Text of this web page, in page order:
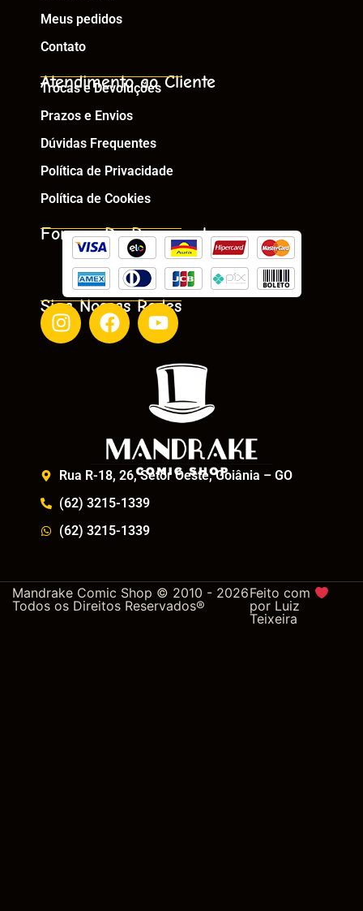
Meus pedidos
Contato
Atendimento ao Cliente
Trocas e Devoluções
Prazos e Envios
Dúvidas Frequentes
Política de Privacidade
Política de Cookies
Formas De Pagamento
Siga Nossas Redes
Rua R-18, 26, Setor Oeste, Goiânia – GO
(62) 3215-1339
(62) 3215-1339
Mandrake Comic Shop © 2010 - 2026
Todos os Direitos Reservados®
Feito com
por Luiz
Teixeira